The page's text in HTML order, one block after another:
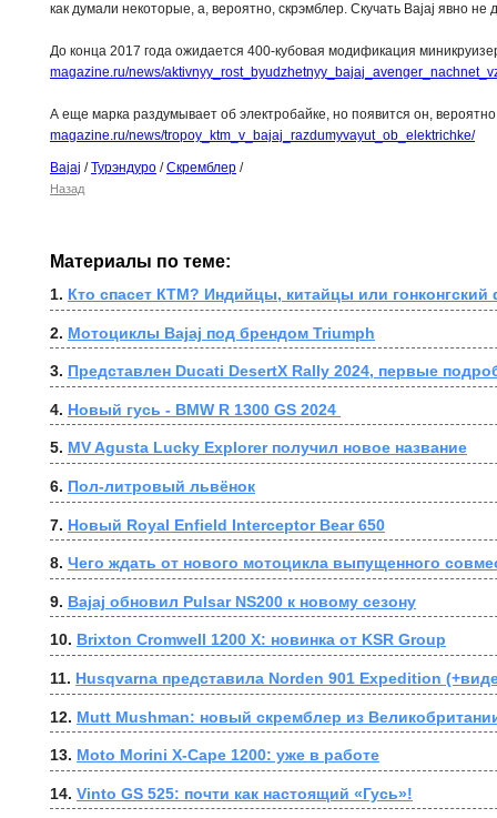
как думали некоторые, а, вероятно, скрэмблер. Скучать Bajaj явно не
До конца 2017 года ожидается 400-кубовая модификация
magazine.ru/news/
А еще марка раздумывает об электробайке, но появится он,
magazine.ru/news/tropoy_ktm_v_bajaj_razdumyvayut_ob_elektrichke/
Bajaj /Турэндуро /Скремблер /
Назад
Материалы по теме:
1. Кто спасет КТМ? Индийцы, китайцы или гонконгский
2. Мотоциклы Bajaj под брендом Triumph
3. Представлен Ducati DesertX Rally 2024, первые
4. Новый гусь - BMW R 1300 GS 2024
5. MV Agusta Lucky Explorer получил новое название
6. Пол-литровый львёнок
7. Новый Royal Enfield Interceptor Bear 650
8. Чего ждать от нового мотоцикла выпущенного
9. Bajaj обновил Pulsar NS200 к новому сезону
10. Brixton Cromwell 1200 X: новинка от KSR Group
11. Husqvarna представила Norden 901 Expedition
12. Mutt Mushman: новый скремблер из
13. Moto Morini X-Cape 1200: уже в работе
14. Vinto GS 525: почти как настоящий «Гусь»!